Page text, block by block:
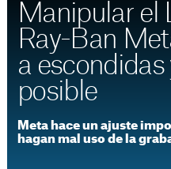
Manipular el
Ray-Ban
a escondidas
posible
Meta hace un ajuste
hagan mal uso de la